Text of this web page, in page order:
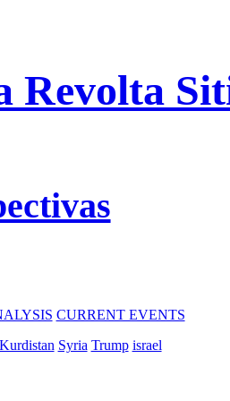
Revolta
CURRENT EVENTS
Kurdistan Syria Trump israel